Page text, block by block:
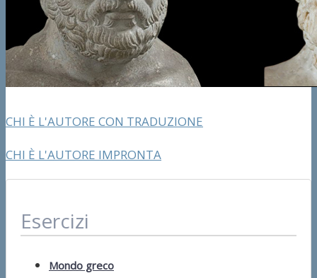
CHI È L'AUTORE CON TRADUZIONE
CHI È L'AUTORE IMPRONTA
Esercizi
Mondo greco